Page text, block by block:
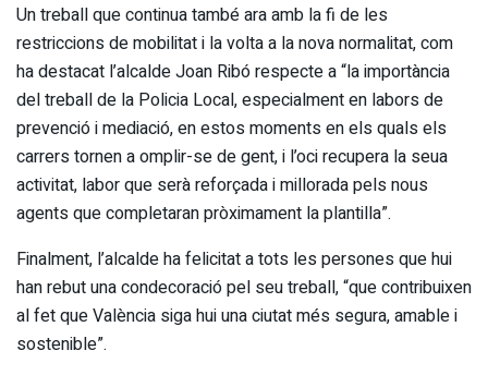
Un treball que continua també ara amb la fi de les
restriccions de mobilitat i la volta a la nova normalitat, com
ha destacat l’alcalde Joan Ribó respecte a “la importància
del treball de la Policia Local, especialment en labors de
prevenció i mediació, en estos moments en els quals els
carrers tornen a omplir-se de gent, i l’oci recupera la seua
activitat, labor que serà reforçada i millorada pels nous
agents que completaran pròximament la plantilla”.
Finalment, l’alcalde ha felicitat a tots les persones que hui
han rebut una condecoració pel seu treball, “que contribuixen
al fet que València siga hui una ciutat més segura, amable i
sostenible”.